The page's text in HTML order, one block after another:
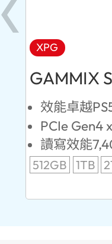
XPG
GAMMIX
效能卓越
PCIe Gen4
讀寫效能
512GB 1TB